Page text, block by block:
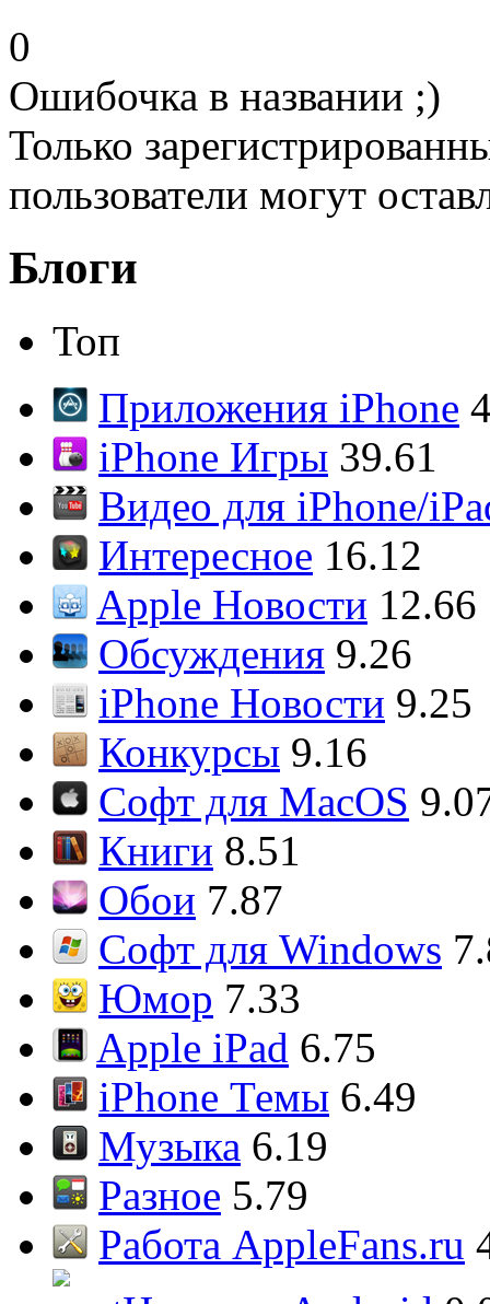
0
Ошибочка в названии ;)
Только
пользователи могут
Блоги
Топ
Приложения iPhone
iPhone Игры 39.61
Видео для iPhone/
Интересное 16.12
Apple Новости 12.66
Обсуждения 9.26
iPhone Новости 9.25
Конкурсы 9.16
Софт для MacOS
Книги 8.51
Обои 7.87
Софт для Windows
Юмор 7.33
Apple iPad 6.75
iPhone Темы 6.49
Музыка 6.19
Разное 5.79
Работа AppleFans.ru